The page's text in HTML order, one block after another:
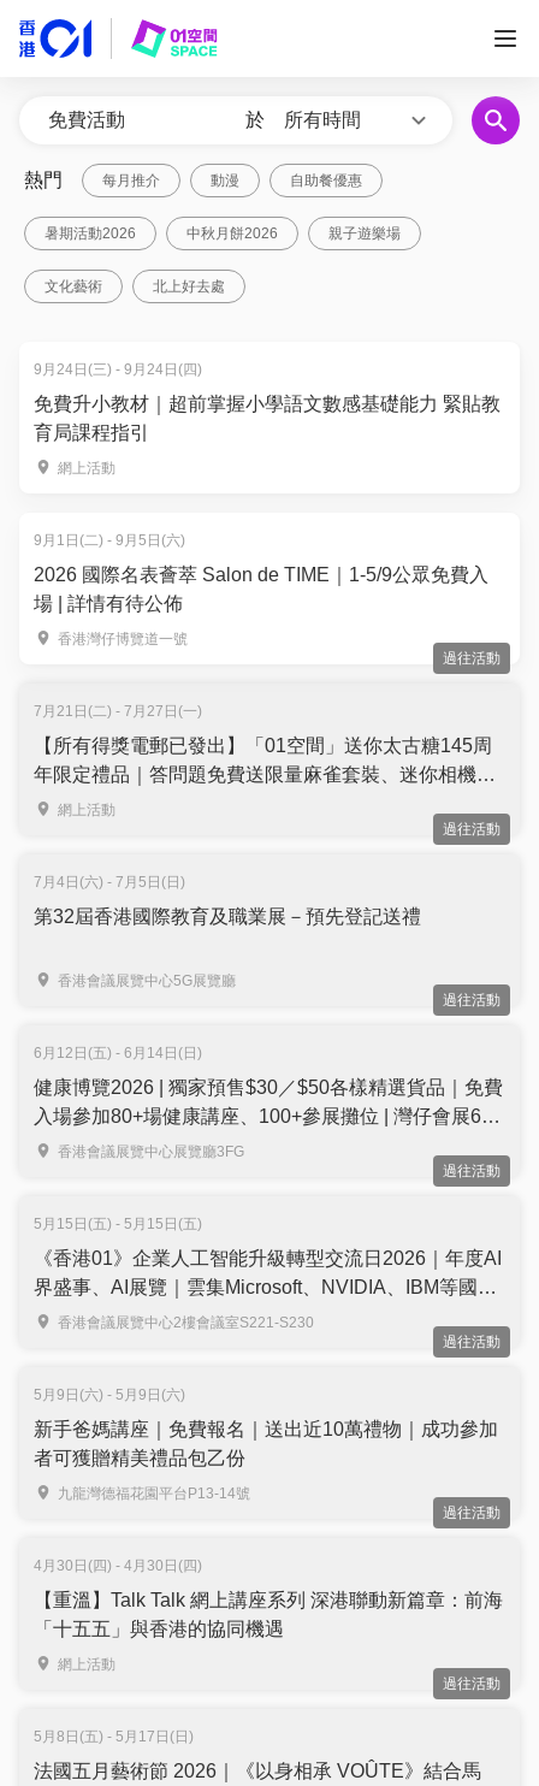
於 所有時間
熱門 每月推介 動漫 自助餐優惠
暑期活動2026 中秋月餅2026 親子遊樂場
文化藝術 北上好去處
9月24日(三) - 9月24日(四)
免費升小教材｜超前掌握小學語文數感基礎能力 緊貼教
育局課程指引
網上活動
9月1日(二) - 9月5日(六)
2026 國際名表薈萃 Salon de TIME｜1-5/9公眾免費入
場 | 詳情有待公佈
香港灣仔博覽道一號
過往活動
7月21日(二) - 7月27日(一)
【所有得獎電郵已發出】「01空間」送你太古糖145周
年限定禮品｜答問題免費送限量麻雀套裝、迷你相機及
迷你環保袋｜名額10個
網上活動
過往活動
7月4日(六) - 7月5日(日)
第32屆香港國際教育及職業展－預先登記送禮
香港會議展覽中心5G展覽廳
過往活動
6月12日(五) - 6月14日(日)
健康博覽2026 | 獨家預售$30／$50各樣精選貨品｜免費
入場參加80+場健康講座、100+參展攤位 | 灣仔會展6月
舉行香港會議展覽中心展覽廳3FG
過往活動
5月15日(五) - 5月15日(五)
《香港01》企業人工智能升級轉型交流日2026｜年度AI
界盛事、AI展覽｜雲集Microsoft、NVIDIA、IBM等國際
品牌代表同場分享｜免費學ChatGPT、DeepSeek V4等
香港會議展覽中心2樓會議室S221-S230
過往活動
5月9日(六) - 5月9日(六)
新手爸媽講座｜免費報名｜送出近10萬禮物｜成功參加
者可獲贈精美禮品包乙份
九龍灣德福花園平台P13-14號
過往活動
4月30日(四) - 4月30日(四)
【重溫】Talk Talk 網上講座系列 深港聯動新篇章：前海
「十五五」與香港的協同機遇
網上活動
過往活動
5月8日(五) - 5月17日(日)
法國五月藝術節 2026｜《以身相承 VOÛTE》結合馬